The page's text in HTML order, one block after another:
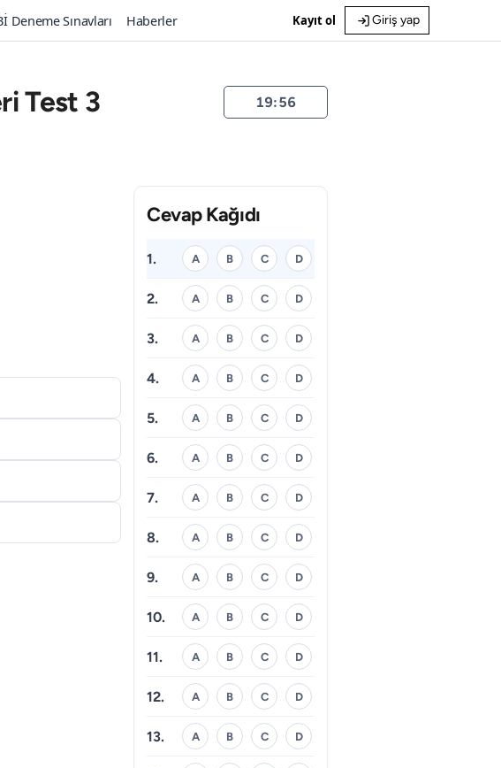
Deneme Sınavları Haberler Kayıt ol Giriş yap
Test 3 19:55
Cevap Kağıdı
1. A B C D
2. A B C D
3. A B C D
4. A B C D
5. A B C D
6. A B C D
7. A B C D
8. A B C D
9. A B C D
10. A B C D
11. A B C D
12. A B C D
13. A B C D